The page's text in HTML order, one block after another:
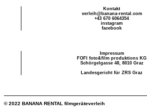
Kontakt
verleih@banana-rental.com
+43 670 6064354
instagram
facebook
Impressum
FOFI foto&film produktions KG
Schörgelgasse 48, 8010 Graz
Landesgericht für ZRS Graz
© 2022 BANANA RENTAL filmgeräteverleih